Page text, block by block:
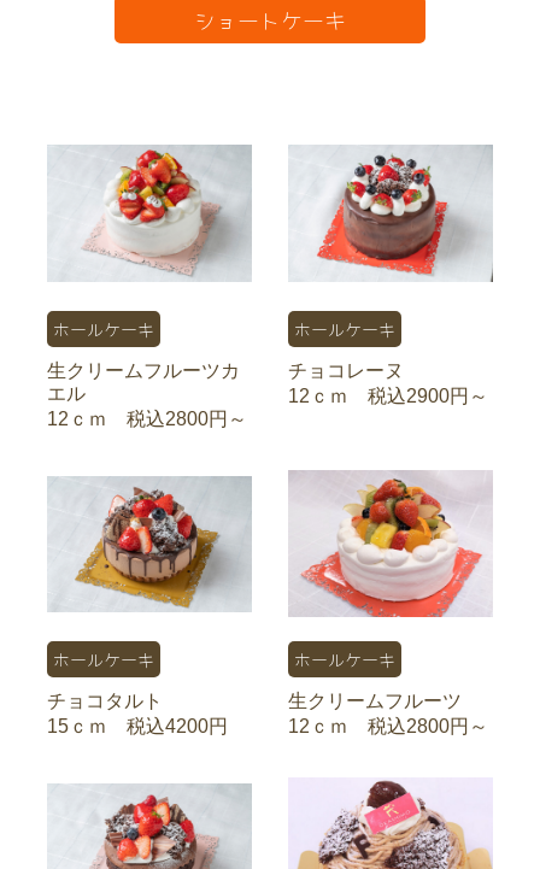
ショートケーキ
ホールケーキ
生クリームフルーツカ
エル
12ｃｍ 税込2800円～
ホールケーキ
チョコレーヌ
12ｃｍ 税込2900円～
ホールケーキ
チョコタルト
15ｃｍ 税込4200円
ホールケーキ
生クリームフルーツ
12ｃｍ 税込2800円～